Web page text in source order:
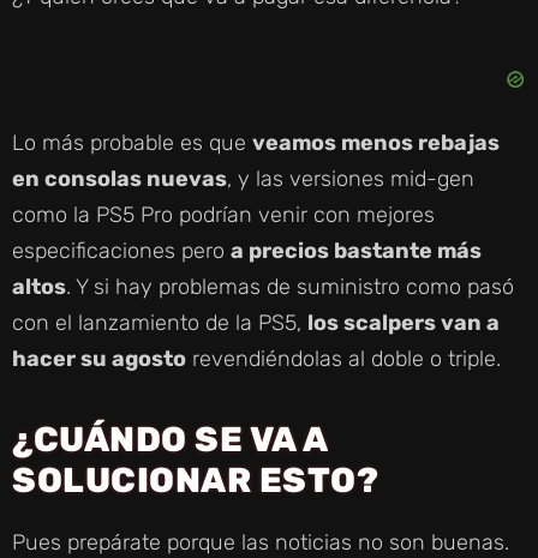
Lo más probable es que veamos menos rebajas
en consolas nuevas, y las versiones mid-gen
como la PS5 Pro podrían venir con mejores
especificaciones pero a precios bastante más
altos. Y si hay problemas de suministro como pasó
con el lanzamiento de la PS5, los scalpers van a
hacer su agosto revendiéndolas al doble o triple.
¿CUÁNDO SE VA A
SOLUCIONAR ESTO?
Pues prepárate porque las noticias no son buenas.